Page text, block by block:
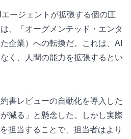
ージェントが拡張する個の圧
、「オーグメンテッド・エンタ
企業）への転換だ。これは、AI
く、人間の能力を拡張するとい
書レビューの自動化を導入した
減る」と懸念した。しかし実際
担当することで、担当者はより